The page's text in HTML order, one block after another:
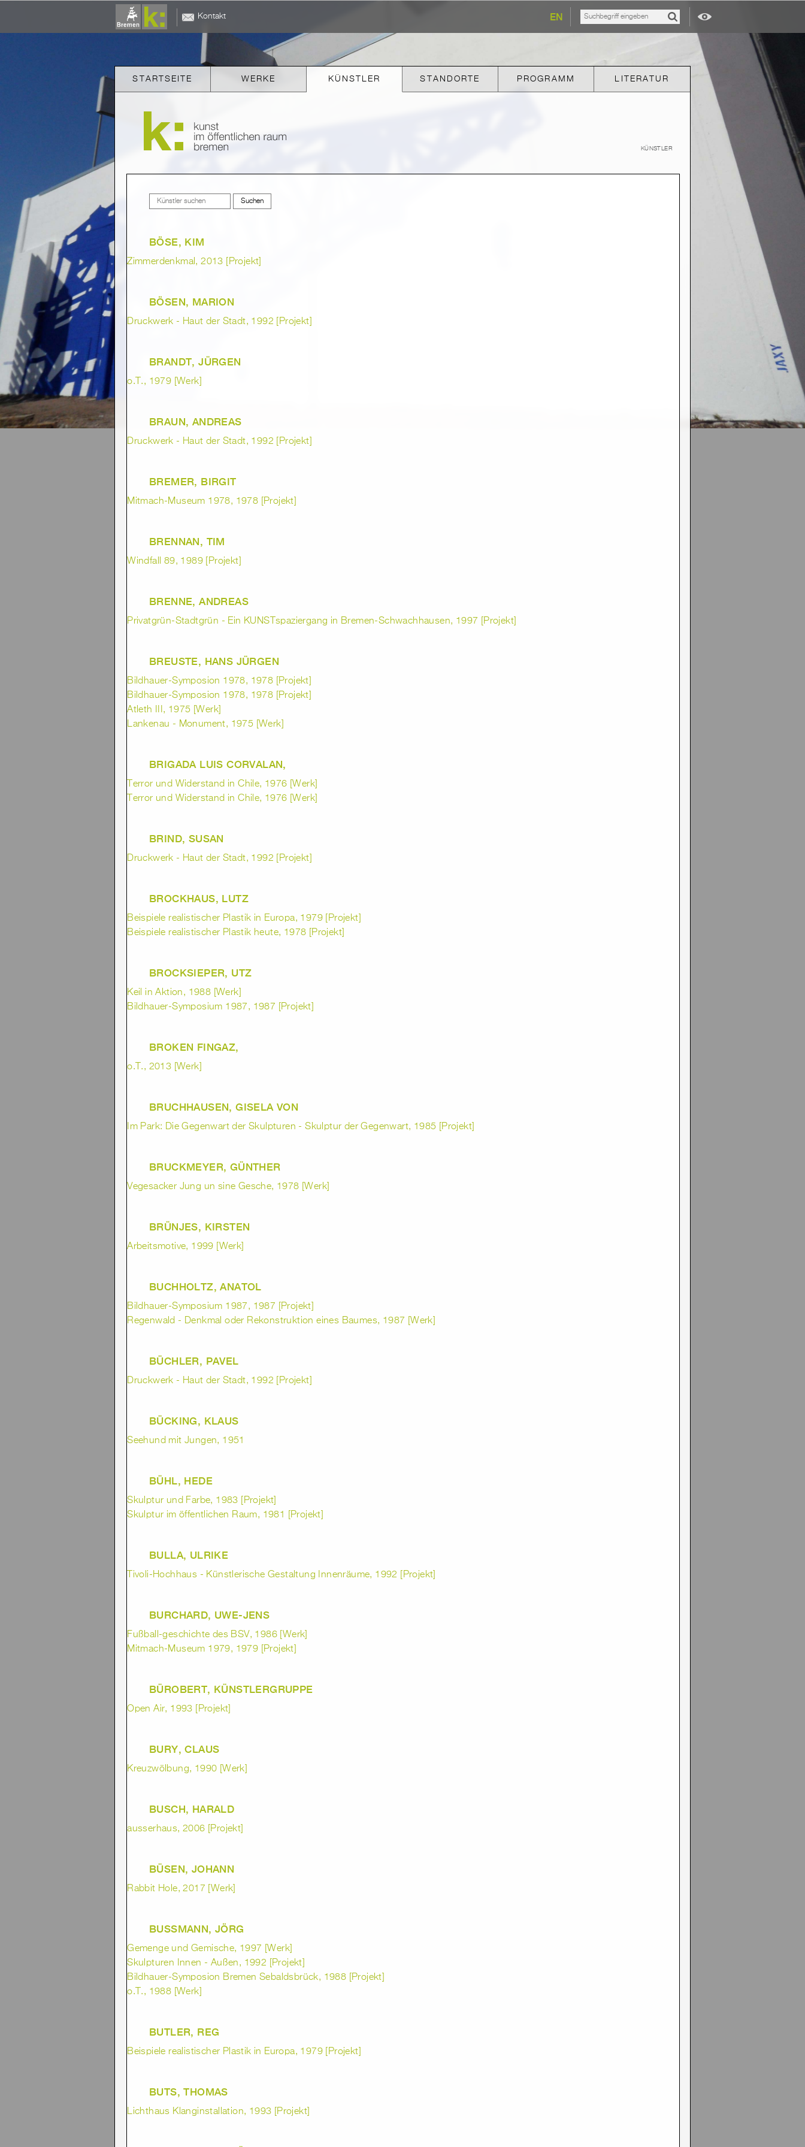
Kontakt EN
STARTSEITE WERKE KÜNSTLER STANDORTE PROGRAMM LITERATUR
KÜNSTLER
BÖSE, KIM
Zimmerdenkmal, 2013 [Projekt]
BÖSEN, MARION
Druckwerk - Haut der Stadt, 1992 [Projekt]
BRANDT, JÜRGEN
o.T., 1979 [Werk]
BRAUN, ANDREAS
Druckwerk - Haut der Stadt, 1992 [Projekt]
BREMER, BIRGIT
Mitmach-Museum 1978, 1978 [Projekt]
BRENNAN, TIM
Windfall 89, 1989 [Projekt]
BRENNE, ANDREAS
Privatgrün-Stadtgrün - Ein KUNSTspaziergang in Bremen-Schwachhausen, 1997 [Projekt]
BREUSTE, HANS JÜRGEN
Bildhauer-Symposion 1978, 1978 [Projekt]
Bildhauer-Symposion 1978, 1978 [Projekt]
Atleth III, 1975 [Werk]
Lankenau - Monument, 1975 [Werk]
BRIGADA LUIS CORVALAN,
Terror und Widerstand in Chile, 1976 [Werk]
Terror und Widerstand in Chile, 1976 [Werk]
BRIND, SUSAN
Druckwerk - Haut der Stadt, 1992 [Projekt]
BROCKHAUS, LUTZ
Beispiele realistischer Plastik in Europa, 1979 [Projekt]
Beispiele realistischer Plastik heute, 1978 [Projekt]
BROCKSIEPER, UTZ
Keil in Aktion, 1988 [Werk]
Bildhauer-Symposium 1987, 1987 [Projekt]
BROKEN FINGAZ,
o.T., 2013 [Werk]
BRUCHHAUSEN, GISELA VON
Im Park: Die Gegenwart der Skulpturen - Skulptur der Gegenwart, 1985 [Projekt]
BRUCKMEYER, GÜNTHER
Vegesacker Jung un sine Gesche, 1978 [Werk]
BRÜNJES, KIRSTEN
Arbeitsmotive, 1999 [Werk]
BUCHHOLTZ, ANATOL
Bildhauer-Symposium 1987, 1987 [Projekt]
Regenwald - Denkmal oder Rekonstruktion eines Baumes, 1987 [Werk]
BÜCHLER, PAVEL
Druckwerk - Haut der Stadt, 1992 [Projekt]
BÜCKING, KLAUS
Seehund mit Jungen, 1951
BÜHL, HEDE
Skulptur und Farbe, 1983 [Projekt]
Skulptur im öffentlichen Raum, 1981 [Projekt]
BULLA, ULRIKE
Tivoli-Hochhaus - Künstlerische Gestaltung Innenräume, 1992 [Projekt]
BURCHARD, UWE-JENS
Fußball-geschichte des BSV, 1986 [Werk]
Mitmach-Museum 1979, 1979 [Projekt]
BÜROBERT, KÜNSTLERGRUPPE
Open Air, 1993 [Projekt]
BURY, CLAUS
Kreuzwölbung, 1990 [Werk]
BUSCH, HARALD
ausserhaus, 2006 [Projekt]
BÜSEN, JOHANN
Rabbit Hole, 2017 [Werk]
BUSSMANN, JÖRG
Gemenge und Gemische, 1997 [Werk]
Skulpturen Innen - Außen, 1992 [Projekt]
Bildhauer-Symposion Bremen Sebaldsbrück, 1988 [Projekt]
o.T., 1988 [Werk]
BUTLER, REG
Beispiele realistischer Plastik in Europa, 1979 [Projekt]
BUTS, THOMAS
Lichthaus Klanginstallation, 1993 [Projekt]